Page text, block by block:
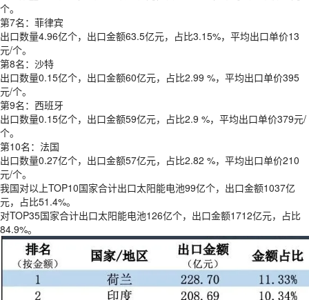
个。
第7名：菲律宾
出口数量4.96亿个，出口金额63.5亿元，占比3.15%，平均出口单价13
元/个。
第8名：沙特
出口数量0.15亿个，出口金额60亿元，占比2.99 %，平均出口单价395
元/个。
第9名：西班牙
出口数量0.15亿个，出口金额59亿元，占比2.9 %，平均出口单价379元/
个。
第10名：法国
出口数量0.27亿个，出口金额57亿元，占比2.82 %，平均出口单价210
元/个。
我国对以上TOP10国家合计出口太阳能电池99亿个，出口金额1037亿
元，占比51.4%。
对TOP35国家合计出口太阳能电池126亿个，出口金额1712亿元，占比
84.9%。